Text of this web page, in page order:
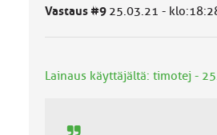
u
a
Vastaus #9 25.03.21 -
Lainaus käyttäjältä: timotej -